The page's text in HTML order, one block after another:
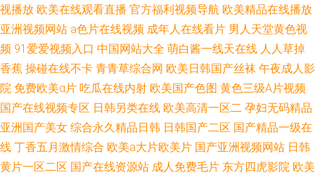
视播放 欧美在线观看直播 官方福利视频导航 欧美精品在线播放
亚洲视频网站 a色片在线视频 成年人在线看片 男人天堂黄色视
频 91爱爱视频入口 中国网站大全 萌白酱一线天在线 人人草掉
香蕉 操碰在线不卡 青青草综合网 欧美日韩国产丝袜 午夜成人影
院 免费欧美α片 吃瓜在线内射 欧美国产色图 黄色三级A片视频
国产在线视频专区 日韩另类在线 欧美高清一区二 孕妇无码精品
亚洲国产美女 综合永久精品日韩 日韩国产二区 国产精品一级在
线 丁香五月激情综合 欧美a大片欧美片 国产亚洲视频网站 日韩
黄片一区二区 国产在线资源站 成人免费毛片 东方四虎影院 欧美